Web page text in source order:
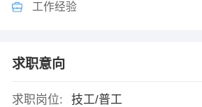
工作经验
求职意向
求职岗位:
技工/普工